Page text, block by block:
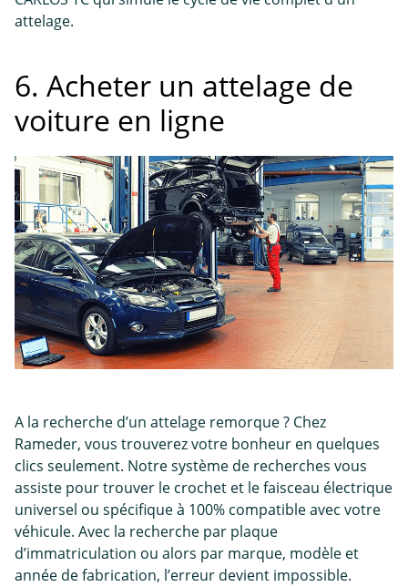
attelage.
6. Acheter un attelage de
voiture en ligne
A la recherche d’un attelage remorque ? Chez
Rameder, vous trouverez votre bonheur en quelques
clics seulement. Notre système de recherches vous
assiste pour trouver le crochet et le faisceau électrique
universel ou spécifique à 100% compatible avec votre
véhicule. Avec la recherche par plaque
d’immatriculation ou alors par marque, modèle et
année de fabrication, l’erreur devient impossible.